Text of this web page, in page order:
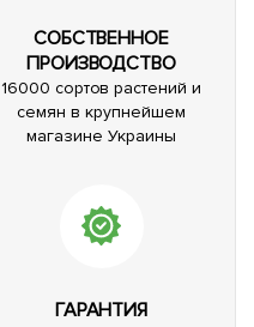
СОБСТВЕННОЕ
ПРОИЗВОДСТВО
16000 сортов растений и
семян в крупнейшем
магазине Украины
ГАРАНТИЯ